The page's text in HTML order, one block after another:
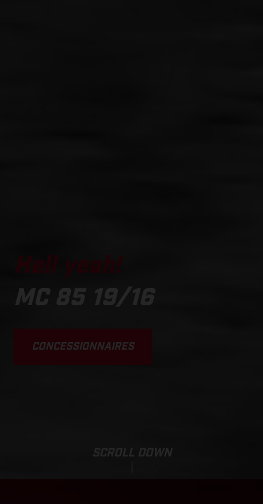
MC 85 19/16
CONCESSIONNAIRES
SCROLL DOWN